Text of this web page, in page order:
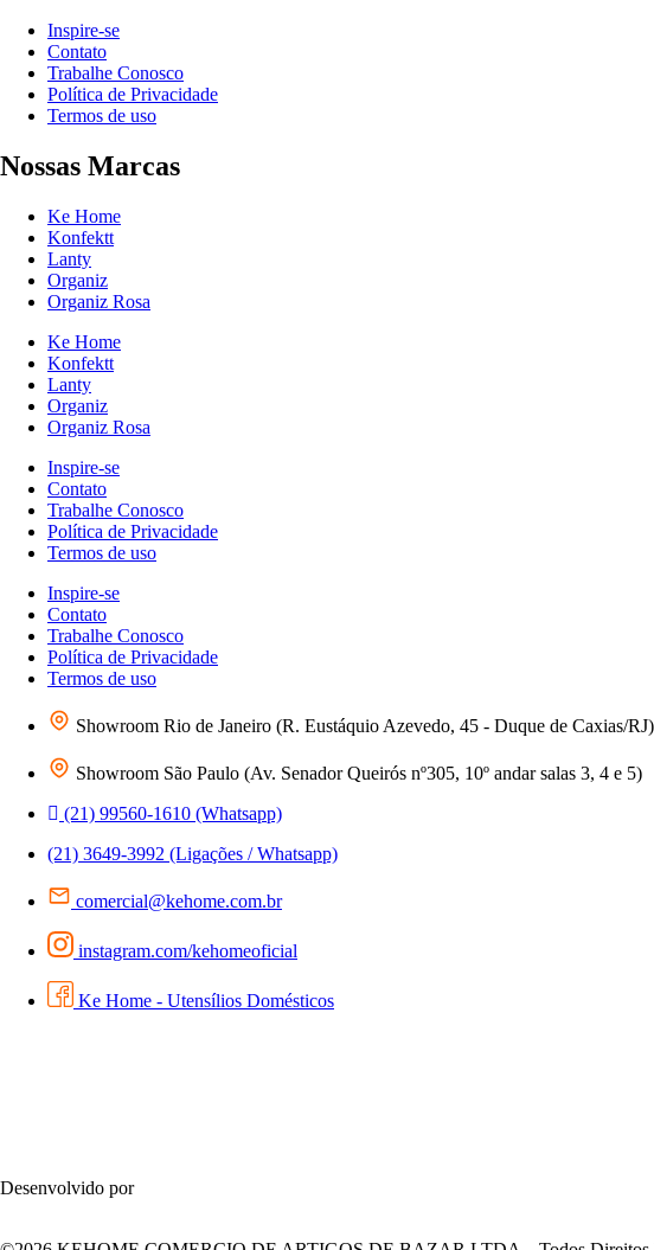
Inspire-se
Contato
Trabalhe Conosco
Política de Privacidade
Termos de uso
Nossas Marcas
Ke Home
Konfektt
Lanty
Organiz
Organiz Rosa
Ke Home
Konfektt
Lanty
Organiz
Organiz Rosa
Inspire-se
Contato
Trabalhe Conosco
Política de Privacidade
Termos de uso
Inspire-se
Contato
Trabalhe Conosco
Política de Privacidade
Termos de uso
Showroom Rio de Janeiro (R. Eustáquio Azevedo, 45 - Duque de Caxias/RJ)
Showroom São Paulo (Av. Senador Queirós nº305, 10º andar salas 3, 4 e 5)
(21) 99560-1610 (Whatsapp)
(21) 3649-3992 (Ligações / Whatsapp)
comercial@kehome.com.br
instagram.com/kehomeoficial
Ke Home - Utensílios Domésticos
Desenvolvido por